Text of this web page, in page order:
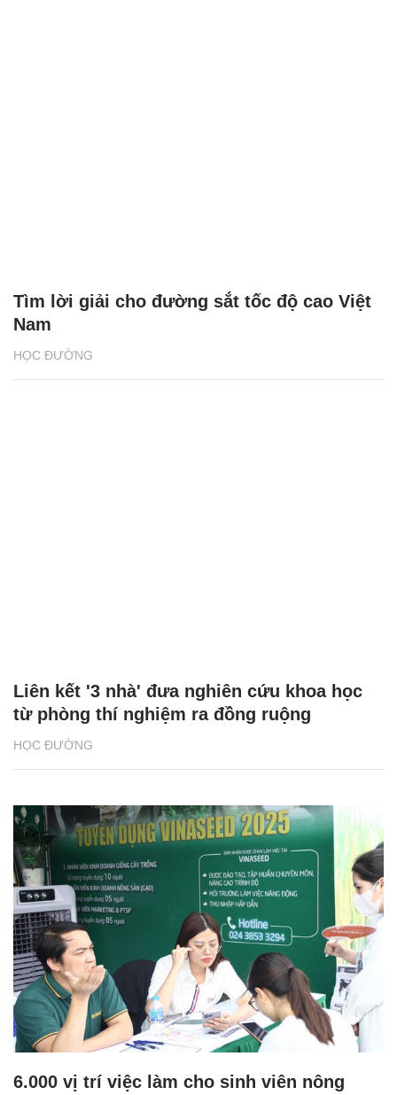
HỌC ĐƯỜNG
Tìm lời giải cho đường sắt tốc độ cao Việt
Nam
HỌC ĐƯỜNG
Liên kết '3 nhà' đưa nghiên cứu khoa học
từ phòng thí nghiệm ra đồng ruộng
6.000 vị trí việc làm cho sinh viên nông